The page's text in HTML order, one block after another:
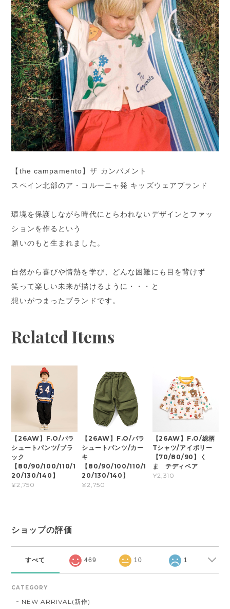
【the campamento】ザ カンパメント
スペイン北部のア・コルーニャ発 キッズウェアブランド
環境を保護しながら時代にとらわれないデザインとファッ
ションを作るという
願いのもと生まれました。
自然から喜びや情熱を学び、どんな困難にも目を背けず
笑って楽しい未来が描けるように・・・と
想いがつまったブランドです。
Related Items
【26AW】F.O/パラ
シュートパンツ/ブラ
ック
【80/90/100/110/1
20/130/140】
¥2,750
【26AW】F.O/パラ
シュートパンツ/カー
キ
【80/90/100/110/1
20/130/140】
¥2,750
【26AW】F.O/総柄
Tシャツ/アイボリー
【70/80/90】く
ま テディベア
¥2,310
ショップの評価
すべて 469 10 1
CATEGORY
NEW ARRIVAL(新作)